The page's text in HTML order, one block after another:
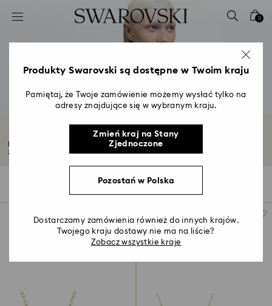
Lista kluczy dostępu
2 - Stopka
4 - Wyniki wyszukiwania
0
Komplety biżuterii
Nasze komplety biżuterii, zawierające kolczyki, naszyjniki i bransoletki
zaprojektowane...
Filters
Produkty Swarovski są dostępne w Twoim kraju
Pamiętaj, że Twoje zamówienie możemy wysłać tylko na
adresy znajdujące się w wybranym kraju.
Zmień kraj na Stany
Zjednoczone
Pozostań w Polska
Dostarczamy zamówienia również do innych krajów.
Twojego kraju dostawy nie ma na liście?
Zobacz wszystkie kraje